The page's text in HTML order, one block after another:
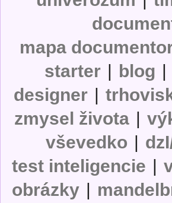
mapa
starter | blog |
designer |
zmysel života |
vševedko |
test inteligencie |
obrázky |